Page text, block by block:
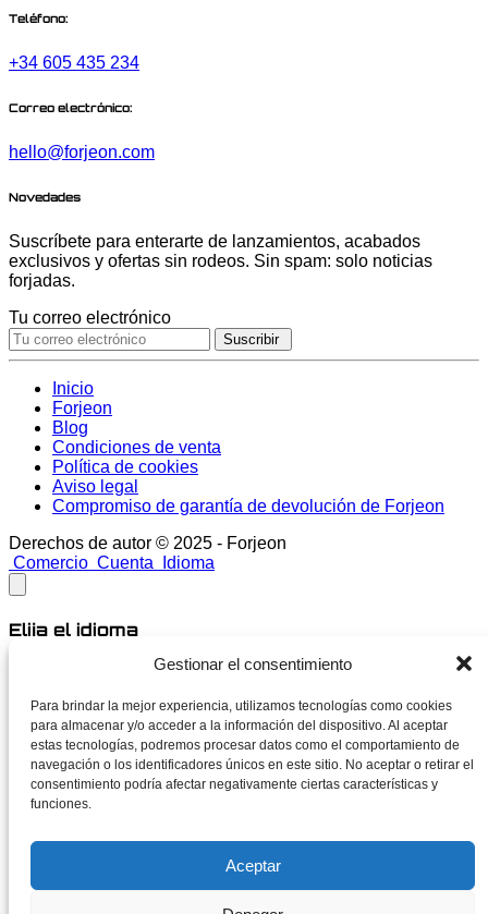
Gestionar el consentimiento
Para brindar la mejor experiencia, utilizamos tecnologías como cookies
para almacenar y/o acceder a la información del dispositivo. Al aceptar
estas tecnologías, podremos procesar datos como el comportamiento de
navegación o los identificadores únicos en este sitio. No aceptar o retirar el
consentimiento podría afectar negativamente ciertas características y
funciones.
Aceptar
Teléfono:
+34 605 435 234
Correo electrónico:
hello@forjeon.com
Novedades
Suscríbete para enterarte de lanzamientos, acabados
exclusivos y ofertas sin rodeos. Sin spam: solo noticias
forjadas.
Tu correo electrónico
Suscribir
Inicio
Forjeon
Blog
Condiciones de venta
Política de cookies
Aviso legal
Compromiso de garantía de devolución de Forjeon
Derechos de autor © 2025 - Forjeon
Comercio Cuenta Idioma
Elija el idioma
cerca
Novedades
Suscríbete para enterarte de lanzamientos, acabados
exclusivos y ofertas sin rodeos. Sin spam: solo noticias
forjadas.